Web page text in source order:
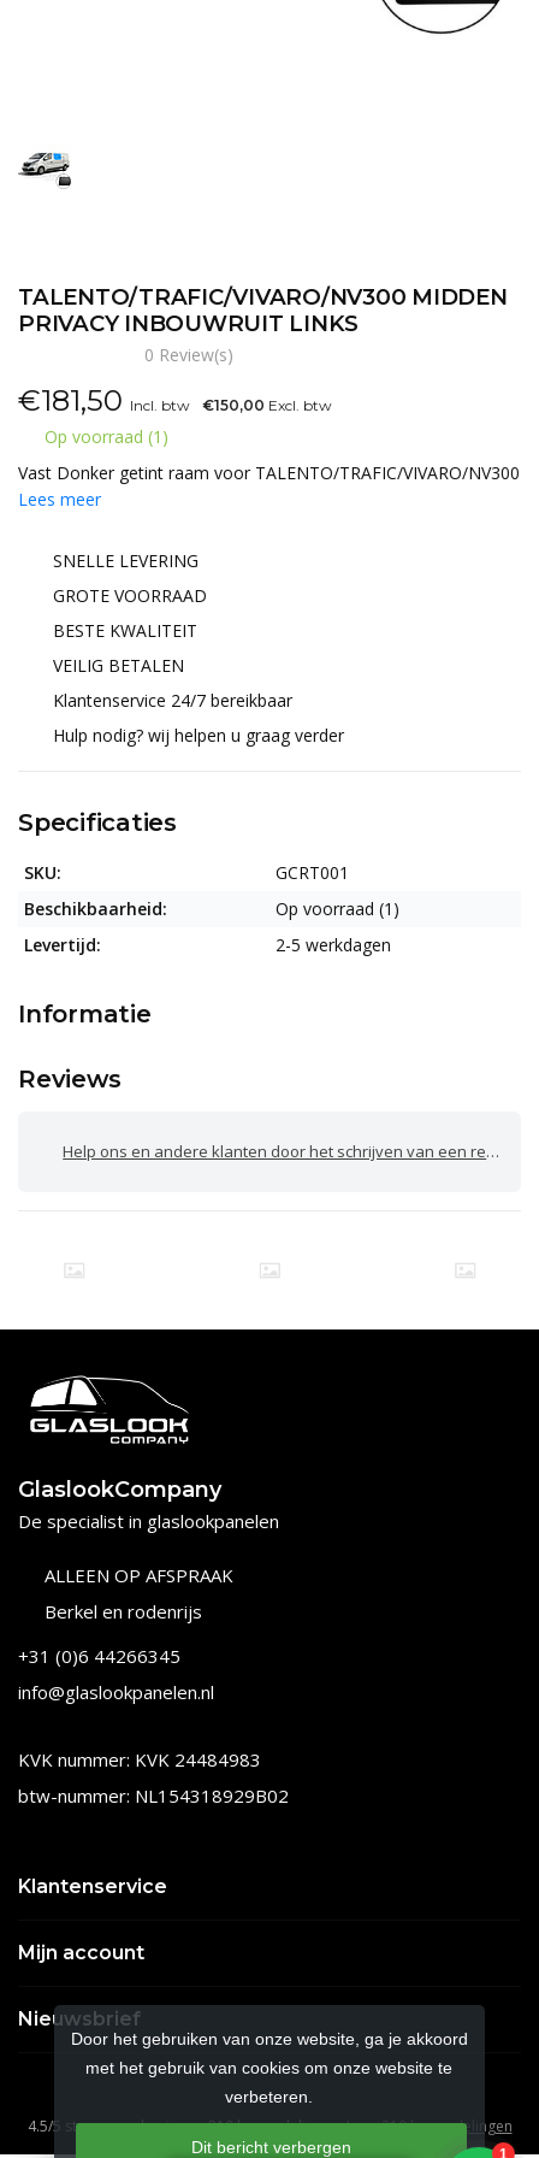
TALENTO/TRAFIC/VIVARO/NV300 MIDDEN
PRIVACY INBOUWRUIT LINKS
0 Review(s)
€181,50 Incl. btw €150,00 Excl. btw
Op voorraad (1)
Vast Donker getint raam voor TALENTO/TRAFIC/VIVARO/NV300
Lees meer
SNELLE LEVERING
GROTE VOORRAAD
BESTE KWALITEIT
VEILIG BETALEN
Klantenservice 24/7 bereikbaar
Hulp nodig? wij helpen u graag verder
Specificaties
SKU:
GCRT001
Beschikbaarheid:
Op voorraad (1)
Levertijd:
2-5 werkdagen
Informatie
Reviews
Help ons en andere klanten door het schrijven van een review
GlaslookCompany
De specialist in glaslookpanelen
ALLEEN OP AFSPRAAK
Berkel en rodenrijs
+31 (0)6 44266345
info@glaslookpanelen.nl
KVK nummer: KVK 24484983
btw-nummer: NL154318929B02
Klantenservice
Mijn account
Nieuwsbrief
4.5/5 sterren op basis van210beoordelingen.Lees 210 beoordelingen
Door het gebruiken van onze website, ga je akkoord
met het gebruik van cookies om onze website te
verbeteren.
Dit bericht verbergen